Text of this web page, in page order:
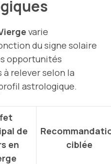
varie
du signe solaire
opportunités
à relever selon la
astrologique.
de
en
ciblée